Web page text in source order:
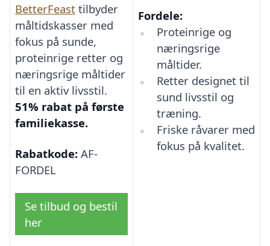
BetterFeast tilbyder
måltidskasser med
fokus på sunde,
proteinrige retter og
næringsrige måltider
til en aktiv livsstil.
51% rabat på første
familiekasse.
Rabatkode: AF-
FORDEL
Se tilbud og bestil
her
Fordele:
Proteinrige og
næringsrige
måltider.
Retter designet til
sund livsstil og
træning.
Friske råvarer med
fokus på kvalitet.